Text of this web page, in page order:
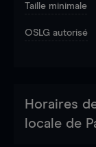
Taille minimale
OSLG autorisé
Horaires
locale de